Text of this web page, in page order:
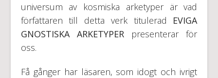
universum av kosmiska arketyper är vad
författaren till detta verk titulerad EVIGA
GNOSTISKA ARKETYPERpresenterar för
oss.
Få gånger har läsaren, som idogt och ivrigt